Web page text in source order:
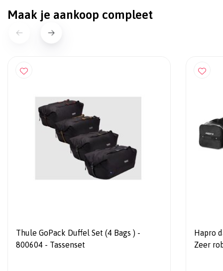
Maak je aankoop compleet
Thule GoPack Duffel Set (4 Bags ) -
800604 - Tassenset
Hapro
Zeer